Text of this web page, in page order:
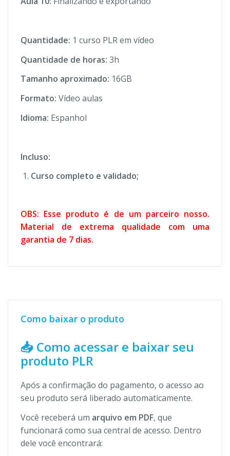
Quantidade: 1 curso PLR em vídeo
Quantidade de horas: 3h
Tamanho aproximado: 16GB
Formato: Vídeo aulas
Idioma: Espanhol
Incluso:
Curso completo e validado;
OBS: Esse produto é de um parceiro nosso.
Material de extrema qualidade com uma
garantia de 7 dias.
Como baixar o produto
📥 Como acessar e baixar seu
produto PLR
Após a confirmação do pagamento, o acesso ao
seu produto será liberado automaticamente.
Você receberá um arquivo em PDF, que
funcionará como sua central de acesso. Dentro
dele você encontrará: